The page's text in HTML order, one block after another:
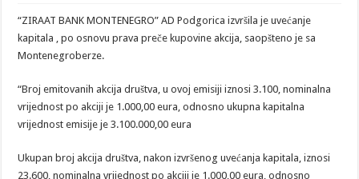
“ZIRAAT BANK MONTENEGRO” AD Podgorica izvršila je uvećanje
kapitala , po osnovu prava preče kupovine akcija , saopšteno je sa
Montenegroberze.
“Broj emitovanih akcija društva, u ovoj emisiji iznosi 3.100, nominalna
vrijednost po akciji je 1.000,00 eura, odnosno ukupna kapitalna
vrijednost emisije je 3.100.000,00 eura
Ukupan broj akcija društva, nakon izvršenog uvećanja kapitala, iznosi
23.600, nominalna vrijednost po akciji je 1.000,00 eura, odnosno